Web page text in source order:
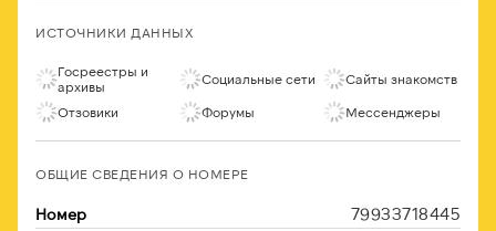
ИСТОЧНИКИ ДАННЫХ
Госреестры и
архивы
Социальные сети Сайты знакомств
Отзовики Форумы Мессенджеры
ОБЩИЕ СВЕДЕНИЯ О НОМЕРЕ
Номер 79933718445